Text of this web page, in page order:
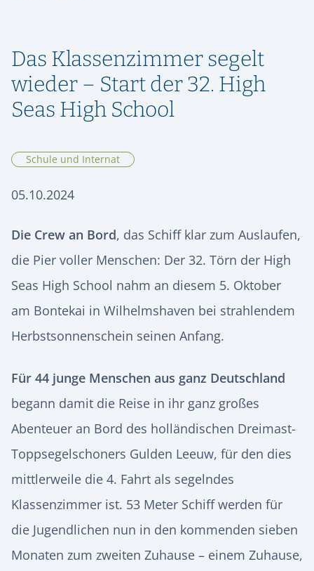
VIER GESPRÄCHE. VIER LEBENSWEGE.
Vier junge Menschen erzählen, was von ihrer Zeit an der Hermann
Lietz-Schule geblieben ist.
FÖRDERVEREIN
HSHS-JOBS
LIETZ IM TV
KOOPERATIONEN
KONTAKT & ANREISE
PRESSE
Das Klassenzimmer segelt
wieder – Start der 32. High
Seas High School
Schule und Internat
05.10.2024
Die Crew an Bord, das Schiff klar zum Auslaufen,
die Pier voller Menschen: Der 32. Törn der High
Seas High School nahm an diesem 5. Oktober
am Bontekai in Wilhelmshaven bei strahlendem
Herbstsonnenschein seinen Anfang.
Für 44 junge Menschen aus ganz Deutschland
begann damit die Reise in ihr ganz großes
Abenteuer an Bord des holländischen Dreimast-
Toppsegelschoners Gulden Leeuw, für den dies
mittlerweile die 4. Fahrt als segelndes
Klassenzimmer ist. 53 Meter Schiff werden für
die Jugendlichen nun in den kommenden sieben
Monaten zum zweiten Zuhause – einem Zuhause,